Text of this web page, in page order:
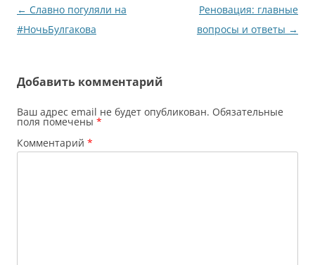
Навигация
по
← Славно погуляли на
#НочьБулгакова
Реновация: главные
вопросы и ответы →
Добавить комментарий
Ваш адрес email не будет опубликован. Обязательные
поля помечены *
Комментарий *